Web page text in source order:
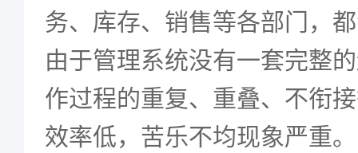
务、库存、销售等各部门，
由于管理系统没有一套完整
作过程的重复、重叠、不衔
效率低，苦乐不均现象严重